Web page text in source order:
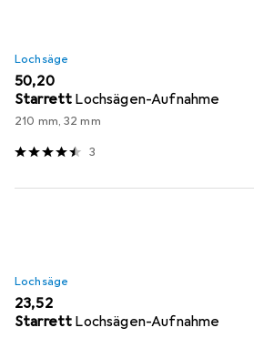
Lochsäge
EUR
50,20
Starrett Lochsägen-Aufnahme
210 mm, 32 mm
3
Lochsäge
EUR
23,52
Starrett Lochsägen-Aufnahme